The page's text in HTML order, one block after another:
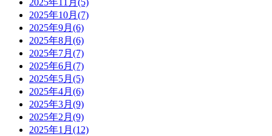
2025年11月(5)
2025年10月(7)
2025年9月(6)
2025年8月(6)
2025年7月(7)
2025年6月(7)
2025年5月(5)
2025年4月(6)
2025年3月(9)
2025年2月(9)
2025年1月(12)